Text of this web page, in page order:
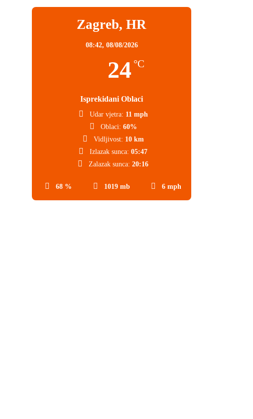
Zagreb, HR
08:42, 08/08/2026
24 °C
Isprekidani Oblaci
68 % 1019 mb 6 mph
Udar vjetra: 11 mph
Oblaci: 60%
Vidljivost: 10 km
Izlazak sunca: 05:47
Zalazak sunca: 20:16